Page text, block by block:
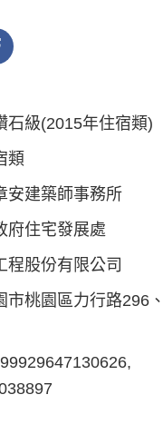
石級(2015年住宿類)
類
安建築師事務所
府住宅發展處
程股份有限公司
市桃園區力行路296